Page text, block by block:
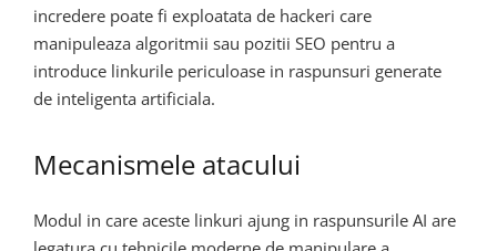
incredere poate fi exploatata de hackeri care
manipuleaza algoritmii sau pozitii SEO pentru a
introduce linkurile periculoase in raspunsuri generate
de inteligenta artificiala.
Mecanismele atacului
Modul in care aceste linkuri ajung in raspunsurile AI are